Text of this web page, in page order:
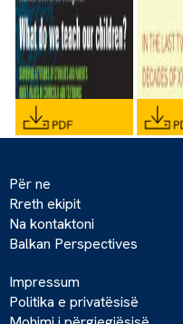
Për ne
Rreth ekipit
Na kontaktoni
Balkan Perspectives
Impressum
Politika e privatësisë